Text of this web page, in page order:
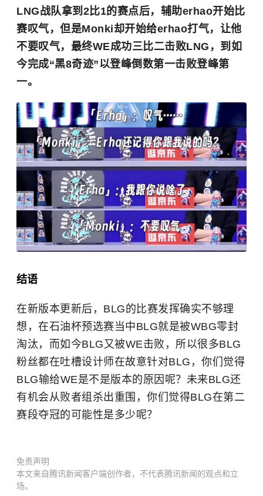
LNG战队拿到2比1的赛点后，辅助erhao开始比
赛叹气，但是Monki却开始给erhao打气，让他
不要叹气，最终WE成功三比二击败LNG，到如
今完成“黑8奇迹”以登峰倒数第一击败登峰第
一。
结语
在新版本更新后，BLG的比赛发挥确实不够理
想，在石油杯预选赛当中BLG就是被WBG零封
淘汰，而如今BLG又被WE击败，所以很多BLG
粉丝都在吐槽设计师在故意针对BLG，你们觉得
BLG输给WE是不是版本的原因呢？未来BLG还
有机会从败者组杀出重围，你们觉得BLG在第二
赛段夺冠的可能性是多少呢？
免责声明
本文来自腾讯新闻客户端创作者，不代表腾讯新闻的观点和立
场。